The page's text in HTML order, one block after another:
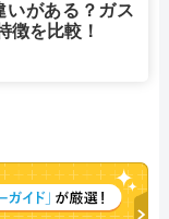
いがある？ガス
徴を比較！